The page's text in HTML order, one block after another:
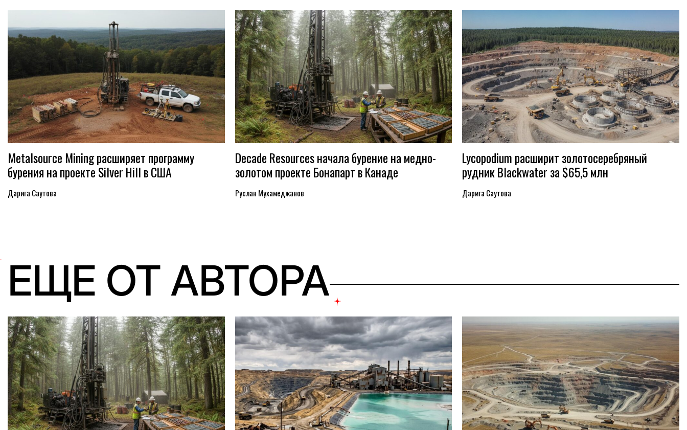
Metalsource Mining расширяет программу
бурения на проекте Silver Hill в США
Дарига Саутова
Decade Resources начала бурение на медно-
золотом проекте Бонапарт в Канаде
Руслан Мухамеджанов
Lycopodium расширит золотосеребряный
рудник Blackwater за $65,5 млн
Дарига Саутова
ЕЩЕ ОТ АВТОРА